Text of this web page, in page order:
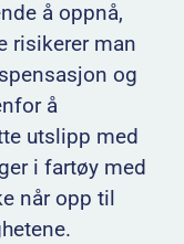
å oppnå,
risikerer man
og
å
utslipp med
i fartøy med
når opp til